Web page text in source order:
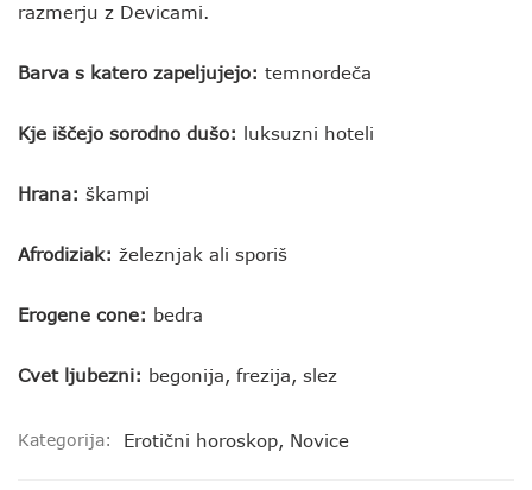
razmerju z Devicami.
Barva s katero zapeljujejo: temnordeča
Kje iščejo sorodno dušo: luksuzni hoteli
Hrana: škampi
Afrodiziak: železnjak ali sporiš
Erogene cone: bedra
Cvet ljubezni: begonija, frezija, slez
Kategorija: Erotični horoskop, Novice